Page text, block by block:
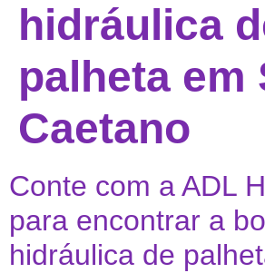
hidráulica
palheta em
Caetano
Conte com a ADL
para encontrar a
hidráulica de